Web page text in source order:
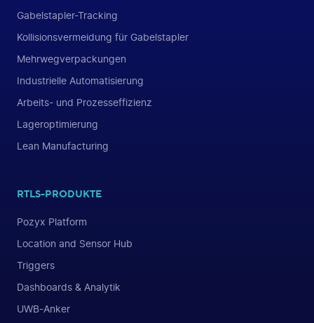
Gabelstapler-Tracking
Kollisionsvermeidung für Gabelstapler
Mehrwegverpackungen
Industrielle Automatisierung
Arbeits- und Prozesseffizienz
Lageroptimierung
Lean Manufacturing
RTLS-PRODUKTE
Pozyx Platform
Location and Sensor Hub
Triggers
Dashboards & Analytik
UWB-Anker